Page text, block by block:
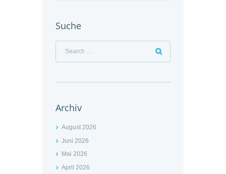
Suche
Archiv
August 2026
Juni 2026
Mai 2026
April 2026